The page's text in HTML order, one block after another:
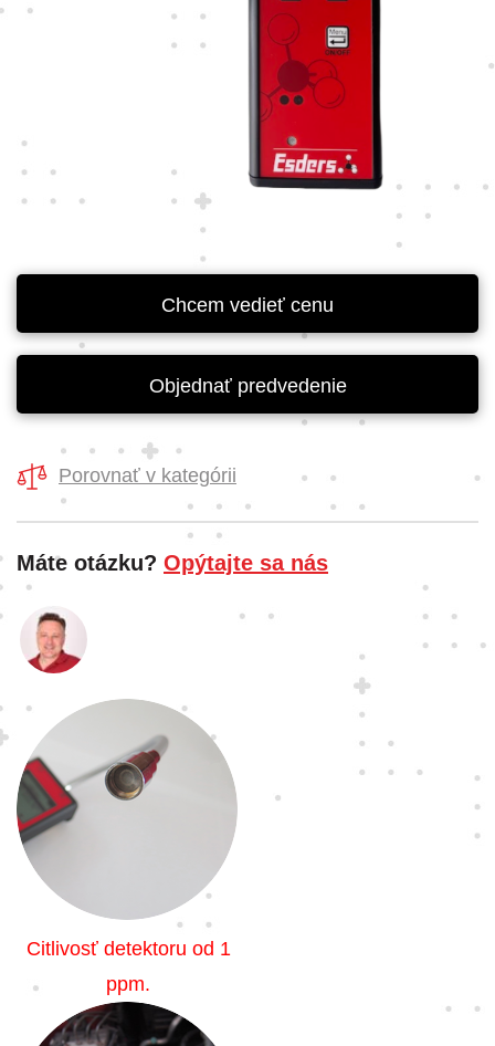
Chcem vedieť cenu
Objednať predvedenie
Porovnať v kategórii
Máte otázku? Opýtajte sa nás
Citlivosť detektoru od 1
ppm.